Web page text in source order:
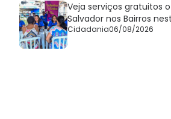
Veja serviços gratuitos
Salvador nos Bairros
Cidadania06/08/2026